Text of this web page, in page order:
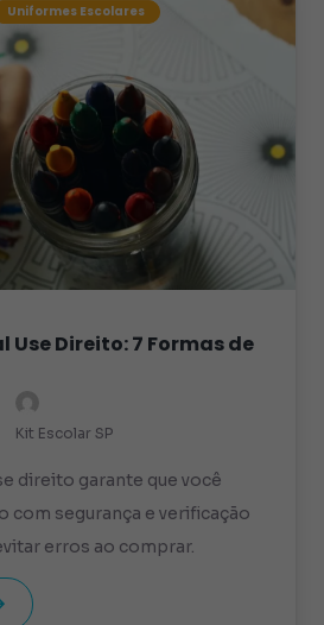
Uniformes Escolares
Use Direito: 7 Formas de
Kit Escolar SP
direito garante que você
com segurança e verificação
erros ao comprar.